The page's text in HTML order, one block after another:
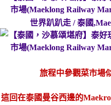
世界趴趴走 / 泰國
旅程中參觀菜市場
這回在泰國曼谷西邊的